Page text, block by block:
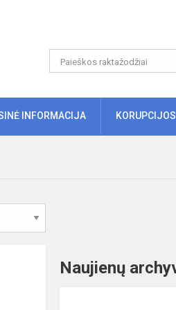
INFORMACIJA
Naujienų